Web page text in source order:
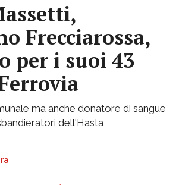
Frecciarossa,
per i suoi 43
ma anche donatore di sangue
dell'Hasta